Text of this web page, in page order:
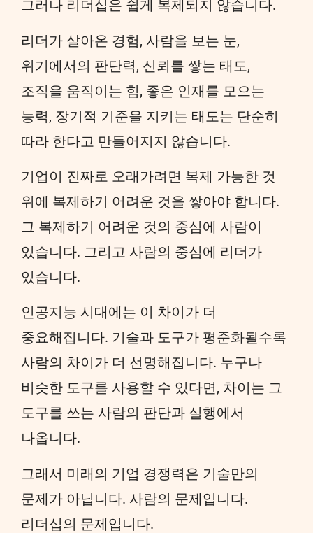
그러나 리더십은 쉽게 복제되지 않습니다.
리더가 살아온 경험, 사람을 보는 눈,
위기에서의 판단력, 신뢰를 쌓는 태도,
조직을 움직이는 힘, 좋은 인재를 모으는
능력, 장기적 기준을 지키는 태도는 단순히
따라 한다고 만들어지지 않습니다.
기업이 진짜로 오래가려면 복제 가능한 것
위에 복제하기 어려운 것을 쌓아야 합니다.
그 복제하기 어려운 것의 중심에 사람이
있습니다. 그리고 사람의 중심에 리더가
있습니다.
인공지능 시대에는 이 차이가 더
중요해집니다. 기술과 도구가 평준화될수록
사람의 차이가 더 선명해집니다. 누구나
비슷한 도구를 사용할 수 있다면, 차이는 그
도구를 쓰는 사람의 판단과 실행에서
나옵니다.
그래서 미래의 기업 경쟁력은 기술만의
문제가 아닙니다. 사람의 문제입니다.
리더십의 문제입니다.